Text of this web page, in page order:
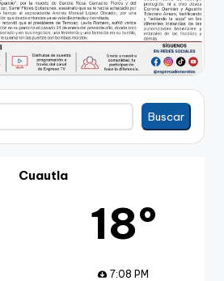
Buscar
Cuautla
18º
7:08 PM